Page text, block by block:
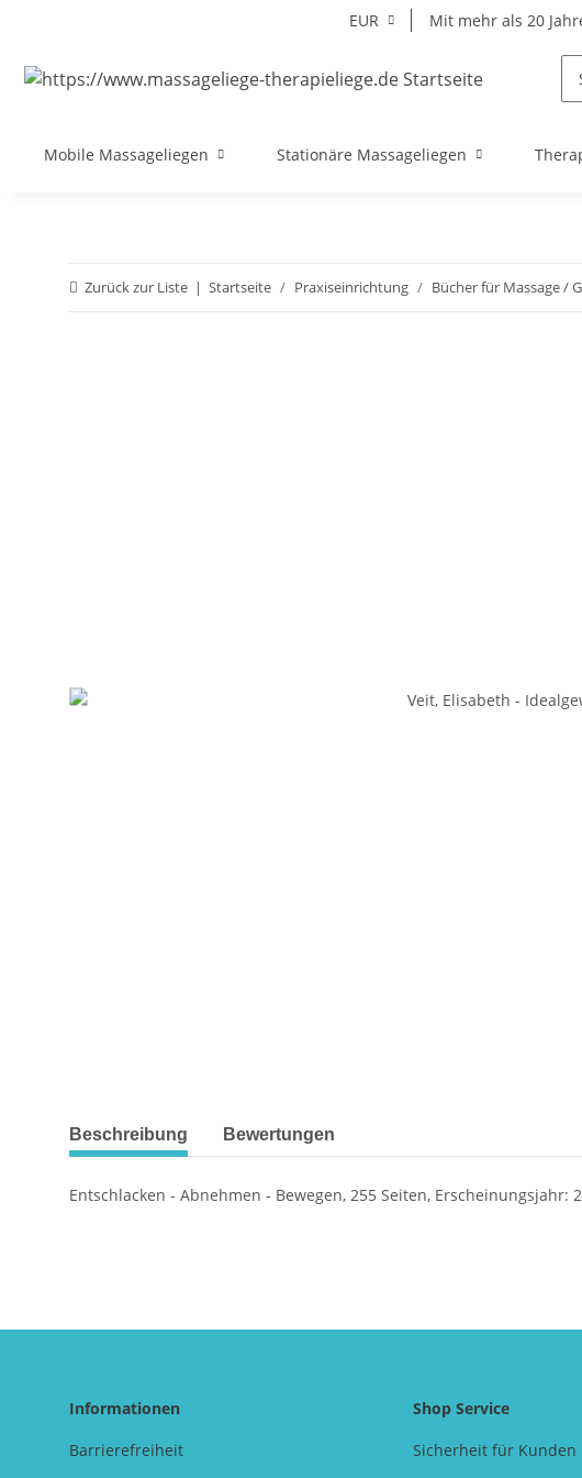
EUR Mit mehr als 20
Mobile Massageliegen Stationäre Massageliegen
Zurück zur Liste Startseite Praxiseinrichtung Bücher für Massage /
weitere Registerkarten anzeigen
Beschreibung Bewertungen
Entschlacken - Abnehmen - Bewegen, 255 Seiten, Erscheinungsjahr:
Informationen
Barrierefreiheit
Shop Service
Sicherheit für Kunden